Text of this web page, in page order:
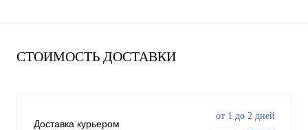
СТОИМОСТЬ ДОСТАВКИ
Доставка курьером
от 1 до 2 дней